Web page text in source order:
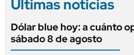
Últimas noticias
Dólar blue hoy: a cuánto
sábado 8 de agosto